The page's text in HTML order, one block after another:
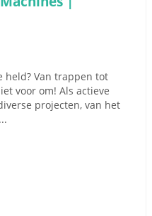
held? Van trappen tot
voor om! Als actieve
projecten, van het